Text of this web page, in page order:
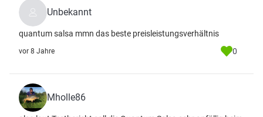
Unbekannt
quantum salsa mmn das beste preisleistungsverhältnis
vor 8 Jahre 0
Mholle86